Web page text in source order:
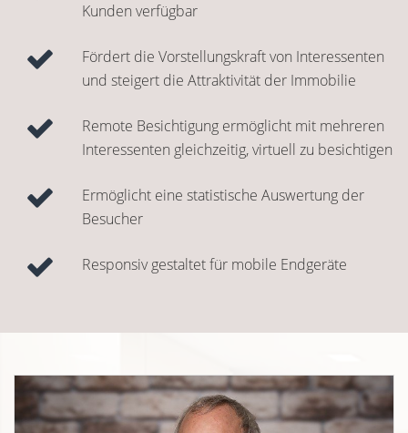
Kunden verfügbar
Fördert die Vorstellungskraft von Interessenten
und steigert die Attraktivität der Immobilie
Remote Besichtigung ermöglicht mit mehreren
Interessenten gleichzeitig, virtuell zu besichtigen
Ermöglicht eine statistische Auswertung der
Besucher
Responsiv gestaltet für mobile Endgeräte